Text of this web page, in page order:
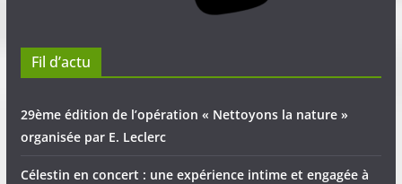
Fil d’actu
29ème édition de l’opération « Nettoyons la nature »
organisée par E. Leclerc
Célestin en concert : une expérience intime et engagée à